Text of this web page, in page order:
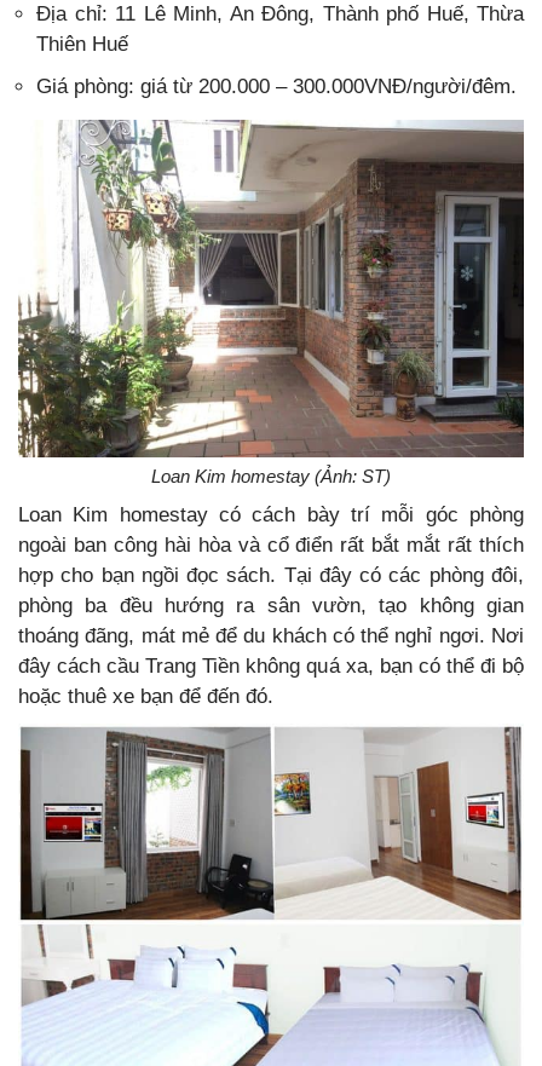
Địa chỉ: 11 Lê Minh, An Đông, Thành phố Huế, Thừa
Thiên Huế
Giá phòng: giá từ 200.000 – 300.000VNĐ/người/đêm.
Loan Kim homestay (Ảnh: ST)
Loan Kim homestay có cách bày trí mỗi góc phòng
ngoài ban công hài hòa và cổ điển rất bắt mắt rất thích
hợp cho bạn ngồi đọc sách. Tại đây có các phòng đôi,
phòng ba đều hướng ra sân vườn, tạo không gian
thoáng đãng, mát mẻ để du khách có thể nghỉ ngơi. Nơi
đây cách cầu Trang Tiền không quá xa, bạn có thể đi bộ
hoặc thuê xe bạn để đến đó.